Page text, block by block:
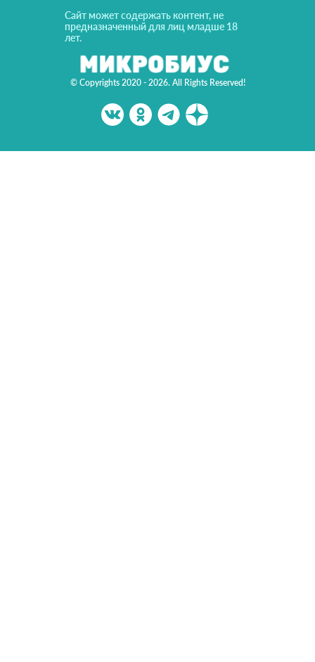
© Copyrights 2020 - 2026. All Rights Reserved!
Сайт может содержать контент, не
предназначенный для лиц младше 18
лет.